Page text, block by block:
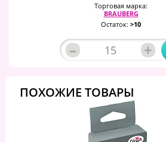
Торговая марка:
BRAUBERG
Остаток: >10
– +
ПОХОЖИЕ ТОВАРЫ